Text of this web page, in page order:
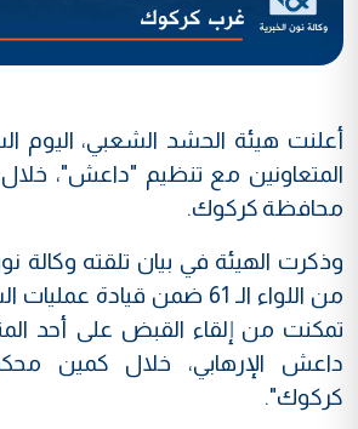
أعلنت هيئة الحشد الشعبي، اليوم
المتعاونين مع تنظيم "داعش"،
محافظة كركوك.
وذكرت الهيئة في بيان تلقته وكالة
من اللواء الـ 61 ضمن قيادة
تمكنت من إلقاء القبض على أحد
داعش الإرهابي، خلال كمين
كركوك".